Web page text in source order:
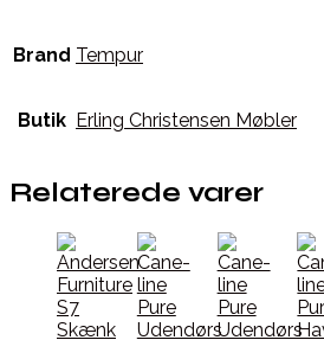
Brand Tempur
Butik Erling Christensen Møbler
Relaterede varer